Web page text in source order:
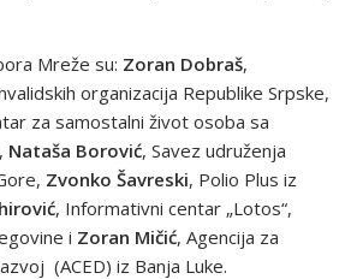
Mreže su: Zoran Dobraš,
organizacija Republike Srpske,
za samostalni život osoba sa
Nataša Borović, Savez udruženja
Zvonko Šavreski, Polio Plus iz
, Informativni centar „Lotos“,
i Zoran Mičić, Agencija za
(ACED) iz Banja Luke.